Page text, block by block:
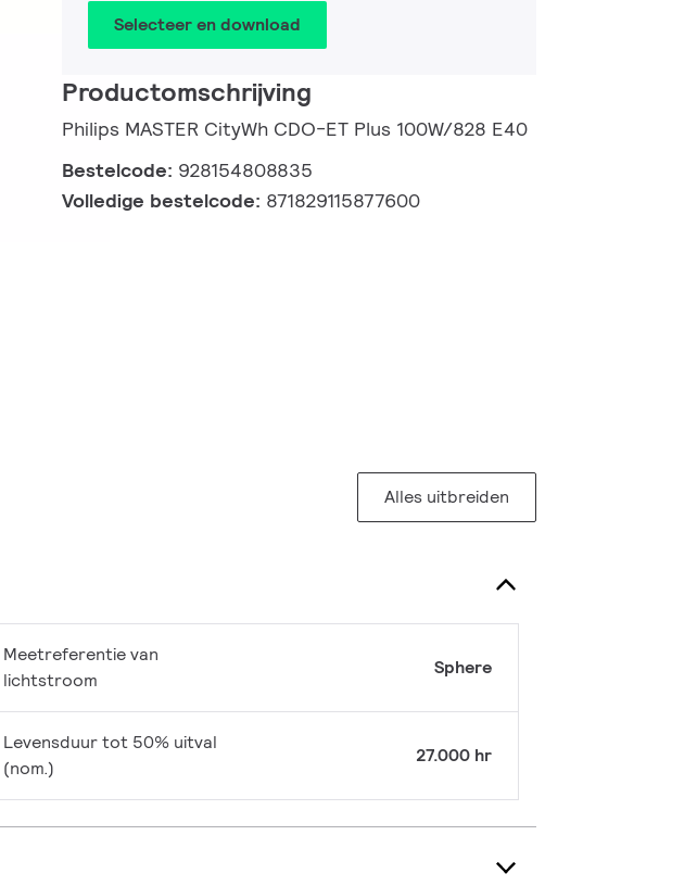
Selecteer en download
Productomschrijving
Philips MASTER CityWh CDO-ET Plus 100W/828 E40
Bestelcode: 928154808835
Volledige bestelcode: 871829115877600
Alles uitbreiden
Meetreferentie van
lichtstroom
Sphere
Levensduur tot 50% uitval
(nom.)
27.000 hr